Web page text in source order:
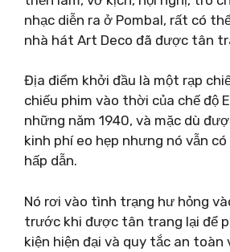
nhạc diễn ra ở Pombal, rất có
nhà hát Art Deco đã được tân
Địa điểm khởi đầu là một rạp
chiếu phim vào thời của chế độ
những năm 1940, và mặc dù
kinh phí eo hẹp nhưng nó vẫn
hấp dẫn.
Nó rơi vào tình trạng hư hỏng
trước khi được tân trang lại để
kiện hiện đại và quy tắc an toàn